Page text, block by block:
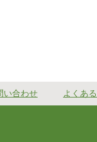
い合わせ よくあ